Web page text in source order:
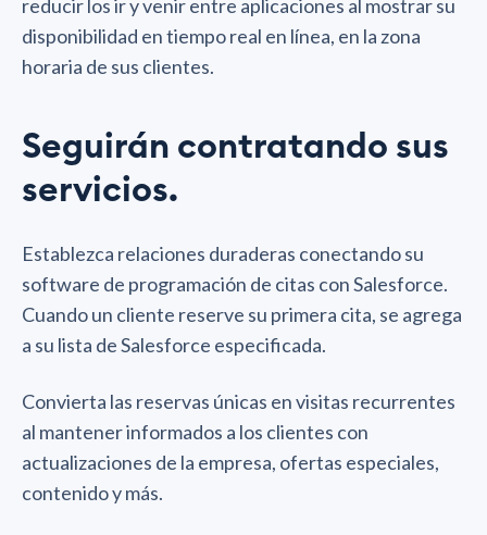
reducir los ir y venir entre aplicaciones al mostrar su
disponibilidad en tiempo real en línea, en la zona
horaria de sus clientes.
Seguirán contratando sus
servicios.
Establezca relaciones duraderas conectando su
software de programación de citas con Salesforce.
Cuando un cliente reserve su primera cita, se agrega
a su lista de Salesforce especificada.
Convierta las reservas únicas en visitas recurrentes
al mantener informados a los clientes con
actualizaciones de la empresa, ofertas especiales,
contenido y más.